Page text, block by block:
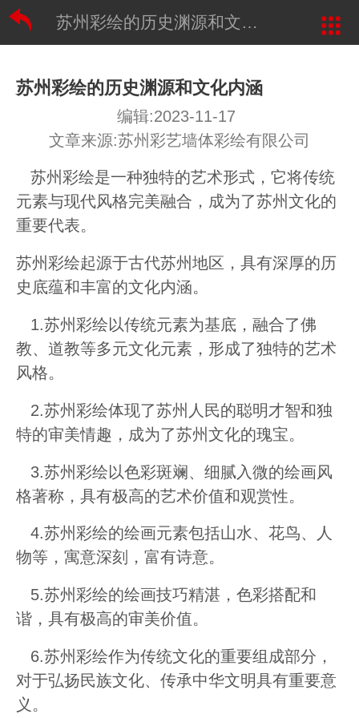
苏州彩绘的历史渊源和文化内涵
苏州彩绘的历史渊源和文化内涵
编辑:2023-11-17
文章来源:苏州彩艺墙体彩绘有限公司
苏州彩绘是一种独特的艺术形式，它将传统
元素与现代风格完美融合，成为了苏州文化的
重要代表。
苏州彩绘起源于古代苏州地区，具有深厚的历
史底蕴和丰富的文化内涵。
1.苏州彩绘以传统元素为基底，融合了佛
教、道教等多元文化元素，形成了独特的艺术
风格。
2.苏州彩绘体现了苏州人民的聪明才智和独
特的审美情趣，成为了苏州文化的瑰宝。
3.苏州彩绘以色彩斑斓、细腻入微的绘画风
格著称，具有极高的艺术价值和观赏性。
4.苏州彩绘的绘画元素包括山水、花鸟、人
物等，寓意深刻，富有诗意。
5.苏州彩绘的绘画技巧精湛，色彩搭配和
谐，具有极高的审美价值。
6.苏州彩绘作为传统文化的重要组成部分，
对于弘扬民族文化、传承中华文明具有重要意
义。